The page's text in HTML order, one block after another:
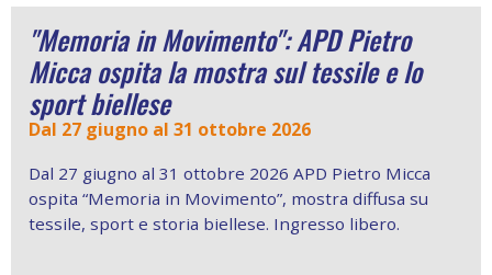
"Memoria in Movimento": APD Pietro
Micca ospita la mostra sul tessile e lo
sport biellese
Dal 27 giugno al 31 ottobre 2026
Dal 27 giugno al 31 ottobre 2026 APD Pietro Micca
ospita “Memoria in Movimento”, mostra diffusa su
tessile, sport e storia biellese. Ingresso libero.